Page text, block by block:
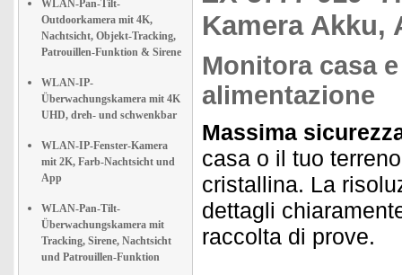
WLAN-Pan-Tilt-
Outdoorkamera mit 4K,
Nachtsicht, Objekt-Tracking,
Patrouillen-Funktion & Sirene
WLAN-IP-
Überwachungskamera mit 4K
UHD, dreh- und schwenkbar
WLAN-IP-Fenster-Kamera
mit 2K, Farb-Nachtsicht und
App
WLAN-Pan-Tilt-
Überwachungskamera mit
Tracking, Sirene, Nachtsicht
und Patrouillen-Funktion
Kamera Akku,
Monitora casa
alimentazione
Massima
casa o il tuo
cristallina. La
dettagli
raccolta di prove.